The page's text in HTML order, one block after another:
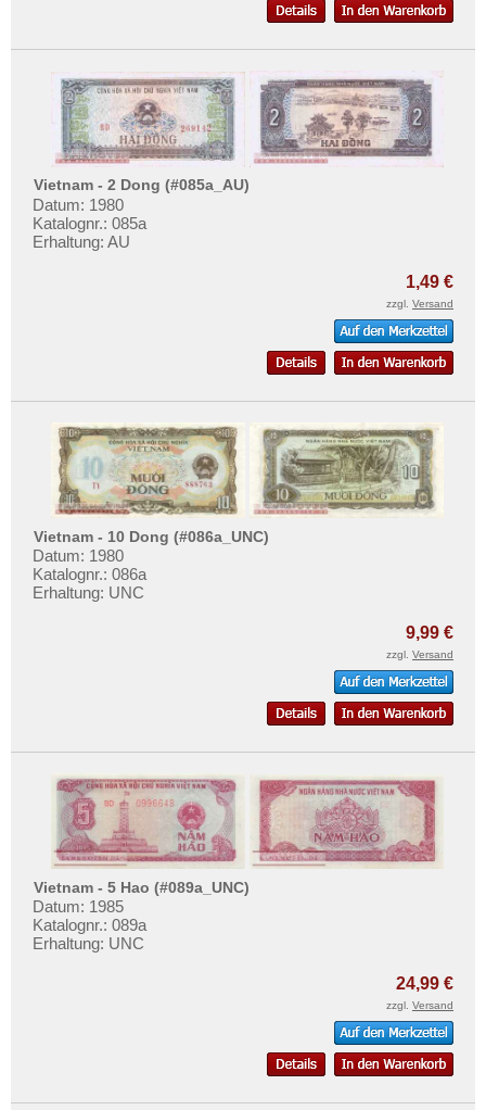
Vietnam - 2 Dong (#085a_AU)
Datum: 1980
Katalognr.: 085a
Erhaltung: AU
1,49 €
zzgl. Versand
Vietnam - 10 Dong (#086a_UNC)
Datum: 1980
Katalognr.: 086a
Erhaltung: UNC
9,99 €
zzgl. Versand
Vietnam - 5 Hao (#089a_UNC)
Datum: 1985
Katalognr.: 089a
Erhaltung: UNC
24,99 €
zzgl. Versand